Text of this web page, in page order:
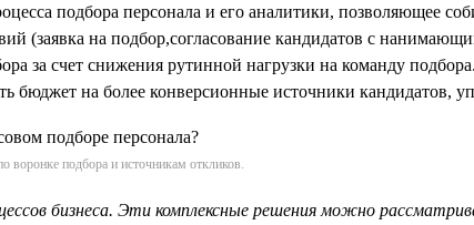
подбора персонала и его аналитики, позволяющее
(заявка на подбор,согласование кандидатов с
за счет снижения рутинной нагрузки на команду
на более конверсионные источники кандидатов,
подбора и источникам откликов.
бизнеса. Эти комплексные решения можно